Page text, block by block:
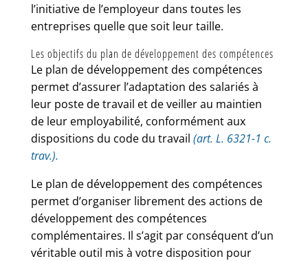
l’initiative de l’employeur dans toutes les
entreprises quelle que soit leur taille.
Les objectifs du plan de développement des compétences
Le plan de développement des compétences
permet d’assurer l’adaptation des salariés à
leur poste de travail et de veiller au maintien
de leur employabilité, conformément aux
dispositions du code du travail (art. L. 6321-1 c.
trav.).
Le plan de développement des compétences
permet d’organiser librement des actions de
développement des compétences
complémentaires. Il s’agit par conséquent d’un
véritable outil mis à votre disposition pour